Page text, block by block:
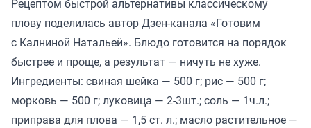
Рецептом быстрой альтернативы классическому
плову поделилась автор Дзен-канала «Готовим
с Калниной Натальей». Блюдо готовится на порядок
быстрее и проще, а результат — ничуть не хуже.
Ингредиенты: свиная шейка — 500 г; рис — 500 г;
морковь — 500 г; луковица — 2-3шт.; соль — 1ч.л.;
приправа для плова — 1,5 ст. л.; масло растительное —